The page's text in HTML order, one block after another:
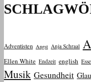
Adventisten Angst Anja Schraal
Ellen White Endzeit english
Musik Gesundheit